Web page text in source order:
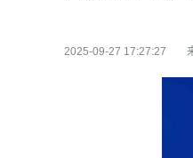
2025-09-27 17:27:27